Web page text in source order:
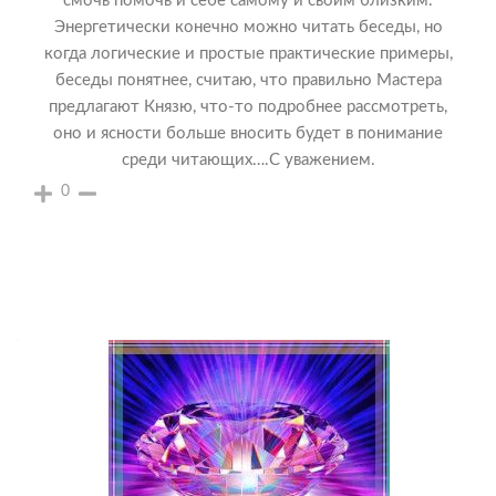
Энергетически конечно можно читать беседы, но
когда логические и простые практические примеры,
беседы понятнее, считаю, что правильно Мастера
предлагают Князю, что-то подробнее рассмотреть,
оно и ясности больше вносить будет в понимание
среди читающих….С уважением.
0